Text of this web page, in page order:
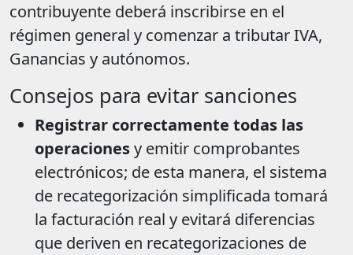
contribuyente deberá inscribirse en el
régimen general y comenzar a tributar IVA,
Ganancias y autónomos.
Consejos para evitar sanciones
Registrar correctamente todas las
operacionesy emitir comprobantes
electrónicos; de esta manera, el sistema
de recategorización simplificada tomará
la facturación real y evitará diferencias
que deriven en recategorizaciones de